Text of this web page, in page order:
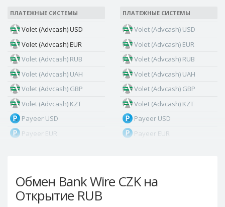
Обмен Bank Wire CZK на
Открытие RUB
ПЛАТЕЖНЫЕ СИСТЕМЫ
Volet (Advcash) USD
Volet (Advcash) EUR
Volet (Advcash) RUB
Volet (Advcash) UAH
Volet (Advcash) GBP
Volet (Advcash) KZT
Payeer USD
Payeer EUR
Payeer Tether ERC20
(USDT)
Payeer UAH
ПЛАТЕЖНЫЕ СИСТЕМЫ
Volet (Advcash) USD
Volet (Advcash) EUR
Volet (Advcash) RUB
Volet (Advcash) UAH
Volet (Advcash) GBP
Volet (Advcash) KZT
Payeer USD
Payeer EUR
Payeer Tether ERC20
(USDT)